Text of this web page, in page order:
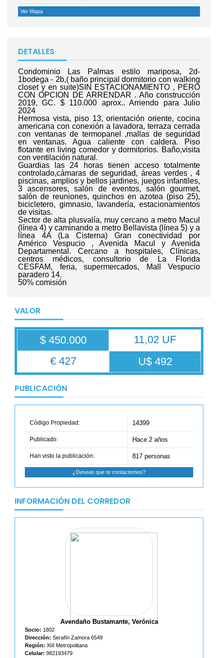
Ver Mapa
DETALLES
Condominio Las Palmas estilo mariposa, 2d-
1bodega - 2b,( baño principal dormitorio con walking
closet y en suite)SIN ESTACIONAMIENTO , PERO
CON OPCION DE ARRENDAR . Año construcción
2019, GC. $ 110.000 aprox.. Arriendo para Julio
2024
Hermosa vista, piso 13, orientación oriente, cocina
americana con conexión a lavadora, terraza cerrada
con ventanas de termopanel ,mallas de seguridad
en ventanas. Agua caliente con caldera. Piso
flotante en living comedor y dormitorios. Baño,visita
con ventilación natural.
Guardias las 24 horas tienen acceso totalmente
controlado,cámaras de seguridad, áreas verdes , 4
piscinas, amplios y bellos jardines, juegos infantiles,
3 ascensores, salón de eventos, salón gourmet,
salón de reuniones, quinchos en azotea (piso 25),
bicicletero, gimnasio, lavandería, estacionamientos
de visitas.
Sector de alta plusvalía, muy cercano a metro Macul
(línea 4) y caminando a metro Bellavista (línea 5) y a
línea 4A (La Cisterna) Gran conectividad por
Américo Vespucio , Avenida Macul y Avenida
Departamental. Cercano a hospitales, Clínicas,
centros médicos, consultorio de La Florida
CESFAM, feria, supermercados, Mall Vespucio
paradero 14.
50% comisión
VALOR
$ 450.000
11,02 UF
€ 427
U$ 492
PUBLICACIÓN
Código Propiedad: 14399
Publicado: Hace 2 años
Han visto la publicación: 817 personas
¿Deseas que te contactemos?
INFORMACIÓN DEL CORREDOR
Avendaño Bustamante, Verónica
Socio: 1802
Dirección: Serafín Zamora 6549
Región: XIII Metropolitana
Celular: 982193479